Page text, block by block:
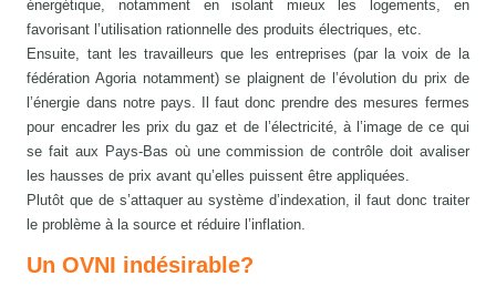
énergétique, notamment en isolant mieux les logements, en
favorisant l’utilisation rationnelle des produits électriques, etc.
Ensuite, tant les travailleurs que les entreprises (par la voix de la
fédération Agoria notamment) se plaignent de l’évolution du prix de
l’énergie dans notre pays. Il faut donc prendre des mesures fermes
pour encadrer les prix du gaz et de l’électricité, à l’image de ce qui
se fait aux Pays-Bas où une commission de contrôle doit avaliser
les hausses de prix avant qu’elles puissent être appliquées.
Plutôt que de s’attaquer au système d’indexation, il faut donc traiter
le problème à la source et réduire l’inflation.
Un OVNI indésirable?